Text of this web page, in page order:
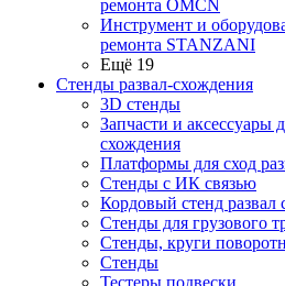
ремонта OMCN
Инструмент и
ремонта STANZANI
Ещё 19
Стенды развал-схождения
3D стенды
Запчасти и аксессуары
схождения
Платформы для сход
Стенды с ИК связью
Кордовый стенд развал
Стенды для грузового
Стенды, круги
Стенды
Тестеры подвески